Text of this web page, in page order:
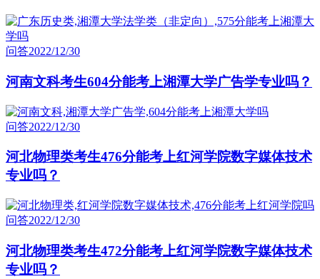
问答2022/12/30
河南文科考生604分能考上湘潭大学广告学专业吗？
问答2022/12/30
河北物理类考生476分能考上红河学院数字媒体技术
专业吗？
问答2022/12/30
河北物理类考生472分能考上红河学院数字媒体技术
专业吗？